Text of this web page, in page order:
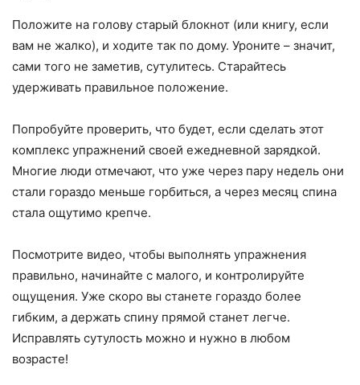
Положите на голову старый блокнот (или книгу, если
вам не жалко), и ходите так по дому. Уроните – значит,
сами того не заметив, сутулитесь. Старайтесь
удерживать правильное положение.
Попробуйте проверить, что будет, если сделать этот
комплекс упражнений своей ежедневной зарядкой.
Многие люди отмечают, что уже через пару недель они
стали гораздо меньше горбиться, а через месяц спина
стала ощутимо крепче.
Посмотрите видео, чтобы выполнять упражнения
правильно, начинайте с малого, и контролируйте
ощущения. Уже скоро вы станете гораздо более
гибким, а держать спину прямой станет легче.
Исправлять сутулость можно и нужно в любом
возрасте!